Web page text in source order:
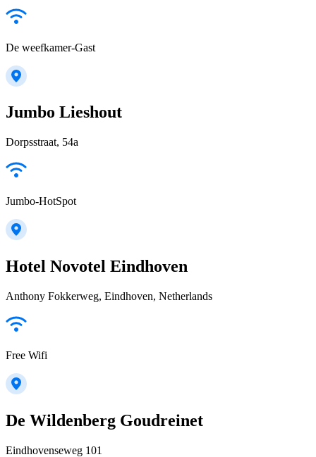
De weefkamer-Gast
Jumbo Lieshout
Dorpsstraat, 54a
Jumbo-HotSpot
Hotel Novotel Eindhoven
Anthony Fokkerweg, Eindhoven, Netherlands
Free Wifi
De Wildenberg Goudreinet
Eindhovenseweg 101